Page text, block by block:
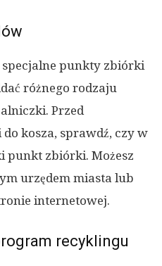
punkty zbiórki
różnego rodzaju
Przed
kosza, sprawdź, czy w
punkt zbiórki. Możesz
urzędem miasta lub
internetowej.
recyklingu